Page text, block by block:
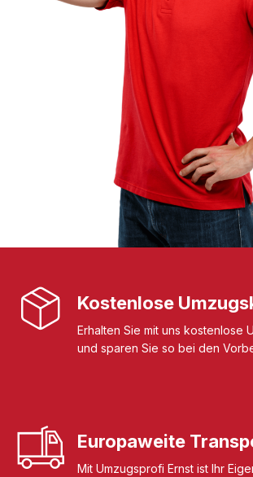
Kostenlose
Erhalten Sie mit uns kostenlose
und sparen Sie so bei den
Europaweite
Mit Umzugsprofi Ernst ist Ihr